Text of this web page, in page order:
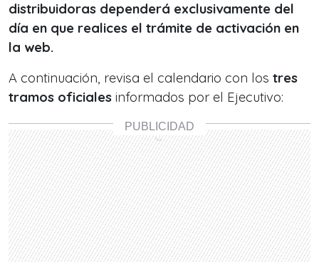
distribuidoras dependerá exclusivamente del
día en que realices el trámite de activación en
la web.
A continuación, revisa el calendario con los tres
tramos oficiales informados por el Ejecutivo: